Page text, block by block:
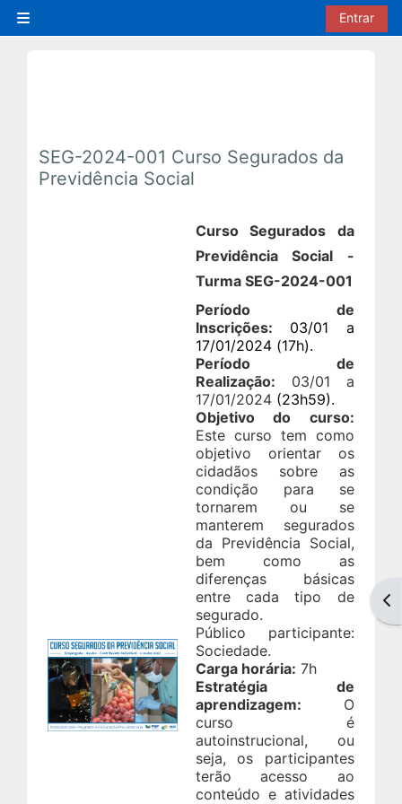
Painel lateral
Entrar
SEG-2024-001 Curso Segurados da
Previdência Social
Curso Segurados da
Previdência Social -
Turma SEG-2024-001
Período de
Inscrições:
03/01 a
17/01/2024 (17h).
Período de
Realização:
03/01 a
17/01/2024 (23h59).
Objetivo do curso:
Este curso tem como
objetivo orientar os
cidadãos sobre as
condição para se
tornarem ou se
manterem segurados
da Previdência Social,
bem como as
diferenças básicas
entre cada tipo de
segurado.
Público participante:
Sociedade.
Carga horária: 7h
Estratégia de
aprendizagem: O
curso é
autoinstrucional, ou
seja, os participantes
terão acesso ao
conteúdo e atividades